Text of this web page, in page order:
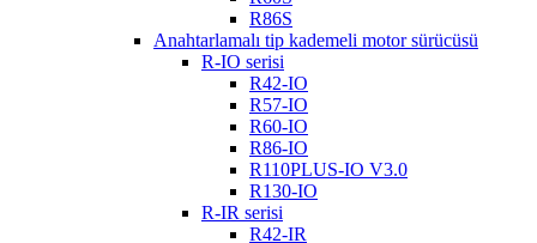
R86S
Anahtarlamalı tip kademeli motor sürücüsü
R-IO serisi
R42-IO
R57-IO
R60-IO
R86-IO
R110PLUS-IO V3.0
R130-IO
R-IR serisi
R42-IR